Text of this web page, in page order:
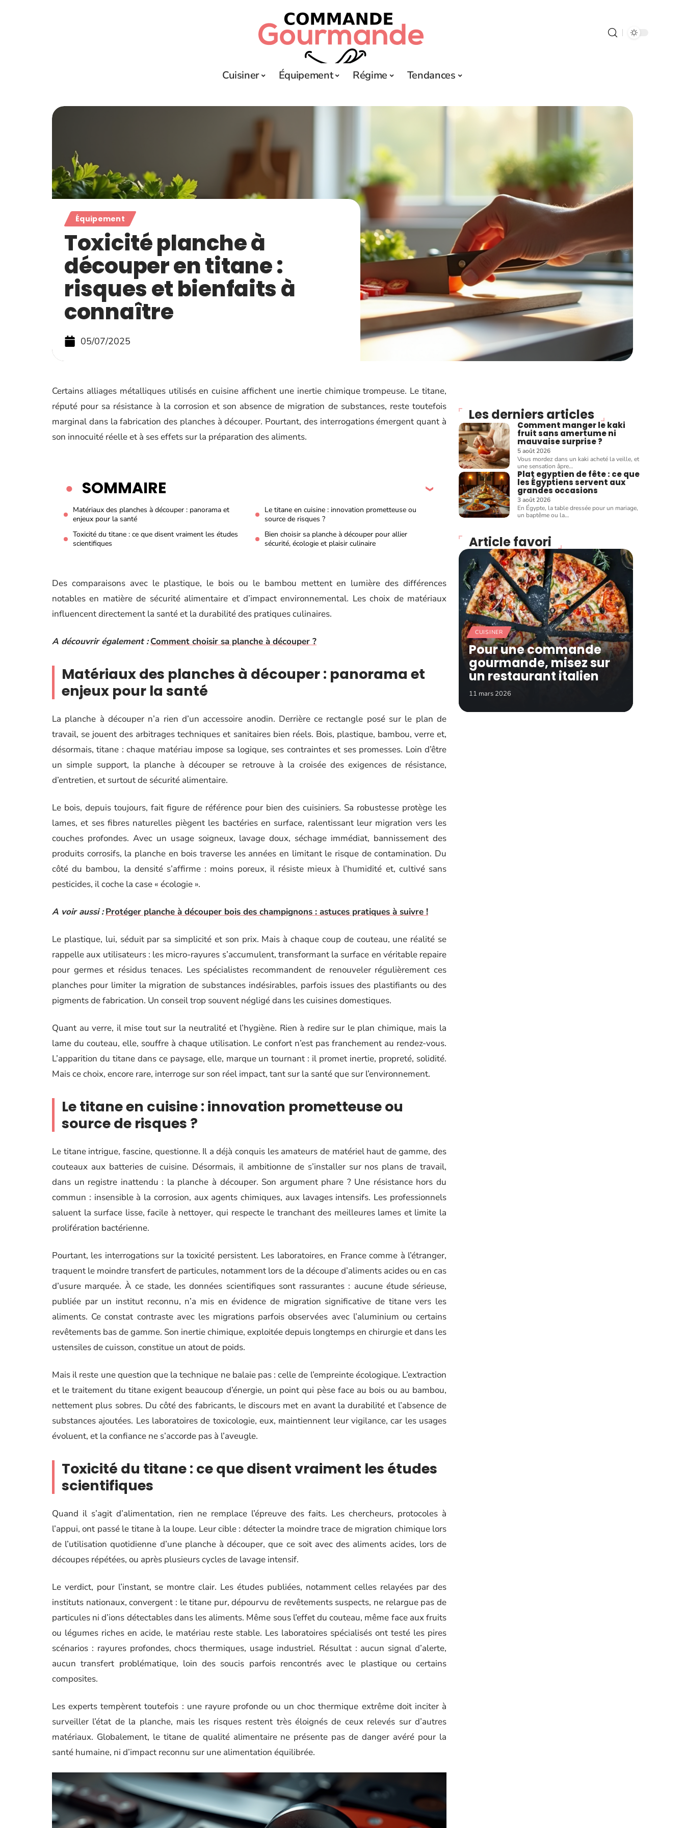
Cuisiner Équipement Régime Tendances
Équipement
Toxicité planche à
découper en titane :
risques et bienfaits à
connaître
05/07/2025
Certains alliages métalliques utilisés en cuisine affichent une inertie chimique trompeuse. Le titane,
réputé pour sa résistance à la corrosion et son absence de migration de substances, reste toutefois
marginal dans la fabrication des planches à découper. Pourtant, des interrogations émergent quant à
son innocuité réelle et à ses effets sur la préparation des aliments.
SOMMAIRE
Matériaux des planches à découper : panorama et
enjeux pour la santé
Le titane en cuisine : innovation prometteuse ou
source de risques ?
Toxicité du titane : ce que disent vraiment les études
scientifiques
Bien choisir sa planche à découper pour allier
sécurité, écologie et plaisir culinaire
Des comparaisons avec le plastique, le bois ou le bambou mettent en lumière des différences
notables en matière de sécurité alimentaire et d’impact environnemental. Les choix de matériaux
influencent directement la santé et la durabilité des pratiques culinaires.
A découvrir également : Comment choisir sa planche à découper ?
Matériaux des planches à découper : panorama et
enjeux pour la santé
La planche à découper n’a rien d’un accessoire anodin. Derrière ce rectangle posé sur le plan de
travail, se jouent des arbitrages techniques et sanitaires bien réels. Bois, plastique, bambou, verre et,
désormais, titane : chaque matériau impose sa logique, ses contraintes et ses promesses. Loin d’être
un simple support, la planche à découper se retrouve à la croisée des exigences de résistance,
d’entretien, et surtout de sécurité alimentaire.
Le bois, depuis toujours, fait figure de référence pour bien des cuisiniers. Sa robustesse protège les
lames, et ses fibres naturelles piègent les bactéries en surface, ralentissant leur migration vers les
couches profondes. Avec un usage soigneux, lavage doux, séchage immédiat, bannissement des
produits corrosifs, la planche en bois traverse les années en limitant le risque de contamination. Du
côté du bambou, la densité s’affirme : moins poreux, il résiste mieux à l’humidité et, cultivé sans
pesticides, il coche la case « écologie ».
A voir aussi : Protéger planche à découper bois des champignons : astuces pratiques à suivre !
Le plastique, lui, séduit par sa simplicité et son prix. Mais à chaque coup de couteau, une réalité se
rappelle aux utilisateurs : les micro-rayures s’accumulent, transformant la surface en véritable repaire
pour germes et résidus tenaces. Les spécialistes recommandent de renouveler régulièrement ces
planches pour limiter la migration de substances indésirables, parfois issues des plastifiants ou des
pigments de fabrication. Un conseil trop souvent négligé dans les cuisines domestiques.
Quant au verre, il mise tout sur la neutralité et l’hygiène. Rien à redire sur le plan chimique, mais la
lame du couteau, elle, souffre à chaque utilisation. Le confort n’est pas franchement au rendez-vous.
L’apparition du titane dans ce paysage, elle, marque un tournant : il promet inertie, propreté, solidité.
Mais ce choix, encore rare, interroge sur son réel impact, tant sur la santé que sur l’environnement.
Le titane en cuisine : innovation prometteuse ou
source de risques ?
Le titane intrigue, fascine, questionne. Il a déjà conquis les amateurs de matériel haut de gamme, des
couteaux aux batteries de cuisine. Désormais, il ambitionne de s’installer sur nos plans de travail,
dans un registre inattendu : la planche à découper. Son argument phare ? Une résistance hors du
commun : insensible à la corrosion, aux agents chimiques, aux lavages intensifs. Les professionnels
saluent la surface lisse, facile à nettoyer, qui respecte le tranchant des meilleures lames et limite la
prolifération bactérienne.
Pourtant, les interrogations sur la toxicité persistent. Les laboratoires, en France comme à l’étranger,
traquent le moindre transfert de particules, notamment lors de la découpe d’aliments acides ou en cas
d’usure marquée. À ce stade, les données scientifiques sont rassurantes : aucune étude sérieuse,
publiée par un institut reconnu, n’a mis en évidence de migration significative de titane vers les
aliments. Ce constat contraste avec les migrations parfois observées avec l’aluminium ou certains
revêtements bas de gamme. Son inertie chimique, exploitée depuis longtemps en chirurgie et dans les
ustensiles de cuisson, constitue un atout de poids.
Mais il reste une question que la technique ne balaie pas : celle de l’empreinte écologique. L’extraction
et le traitement du titane exigent beaucoup d’énergie, un point qui pèse face au bois ou au bambou,
nettement plus sobres. Du côté des fabricants, le discours met en avant la durabilité et l’absence de
substances ajoutées. Les laboratoires de toxicologie, eux, maintiennent leur vigilance, car les usages
évoluent, et la confiance ne s’accorde pas à l’aveugle.
Toxicité du titane : ce que disent vraiment les études
scientifiques
Quand il s’agit d’alimentation, rien ne remplace l’épreuve des faits. Les chercheurs, protocoles à
l’appui, ont passé le titane à la loupe. Leur cible : détecter la moindre trace de migration chimique lors
de l’utilisation quotidienne d’une planche à découper, que ce soit avec des aliments acides, lors de
découpes répétées, ou après plusieurs cycles de lavage intensif.
Le verdict, pour l’instant, se montre clair. Les études publiées, notamment celles relayées par des
instituts nationaux, convergent : le titane pur, dépourvu de revêtements suspects, ne relargue pas de
particules ni d’ions détectables dans les aliments. Même sous l’effet du couteau, même face aux fruits
ou légumes riches en acide, le matériau reste stable. Les laboratoires spécialisés ont testé les pires
scénarios : rayures profondes, chocs thermiques, usage industriel. Résultat : aucun signal d’alerte,
aucun transfert problématique, loin des soucis parfois rencontrés avec le plastique ou certains
composites.
Les experts tempèrent toutefois : une rayure profonde ou un choc thermique extrême doit inciter à
surveiller l’état de la planche, mais les risques restent très éloignés de ceux relevés sur d’autres
matériaux. Globalement, le titane de qualité alimentaire ne présente pas de danger avéré pour la
santé humaine, ni d’impact reconnu sur une alimentation équilibrée.
Les derniers articles
Comment manger le kaki
fruit sans amertume ni
mauvaise surprise ?
5 août 2026
Vous mordez dans un kaki acheté la veille, et
une sensation âpre…
Plat egyptien de fête : ce que
les Égyptiens servent aux
grandes occasions
3 août 2026
En Égypte, la table dressée pour un mariage,
un baptême ou la…
Article favori
CUISINER
Pour une commande
gourmande, misez sur
un restaurant italien
11 mars 2026